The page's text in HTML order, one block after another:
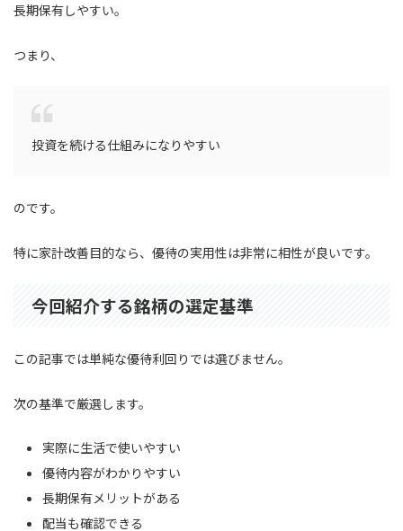
長期保有しやすい。
つまり、
投資を続ける仕組みになりやすい
のです。
特に家計改善目的なら、優待の実用性は非常に相性が良いです。
今回紹介する銘柄の選定基準
この記事では単純な優待利回りでは選びません。
次の基準で厳選します。
実際に生活で使いやすい
優待内容がわかりやすい
長期保有メリットがある
配当も確認できる